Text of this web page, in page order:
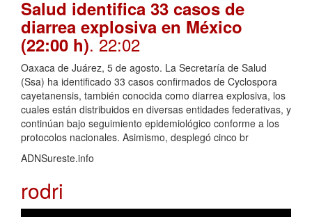
Salud identifica 33 casos de
diarrea explosiva en México
(22:00 h). 22:02
Oaxaca de Juárez, 5 de agosto. La Secretaría de Salud
(Ssa) ha identificado 33 casos confirmados de Cyclospora
cayetanensis, también conocida como diarrea explosiva, los
cuales están distribuidos en diversas entidades federativas, y
continúan bajo seguimiento epidemiológico conforme a los
protocolos nacionales. Asimismo, desplegó cinco br
ADNSureste.info
rodri